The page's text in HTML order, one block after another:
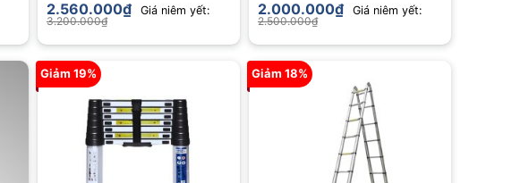
5 sao
2.560.000₫
Giá niêm yết:
3.200.000₫
5 sao
2.000.000₫
Giá niêm yết:
2.500.000₫
Giảm 19% Giảm 18%